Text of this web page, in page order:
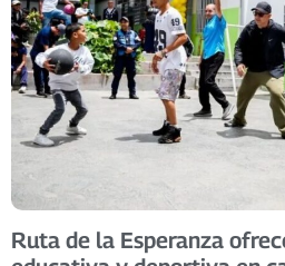
Ruta de la Esperanza